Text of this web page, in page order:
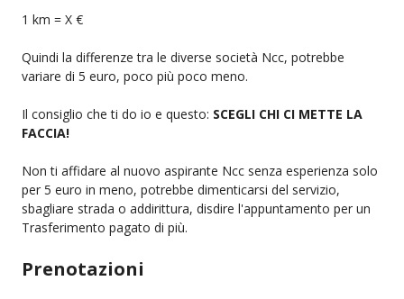
1 km = X €
Quindi la differenze tra le diverse società Ncc, potrebbe
variare di 5 euro, poco più poco meno.
Il consiglio che ti do io e questo: SCEGLI CHI CI METTE LA
FACCIA!
Non ti affidare al nuovo aspirante Ncc senza esperienza solo
per 5 euro in meno, potrebbe dimenticarsi del servizio,
sbagliare strada o addirittura, disdire l'appuntamento per un
Trasferimento pagato di più.
Prenotazioni